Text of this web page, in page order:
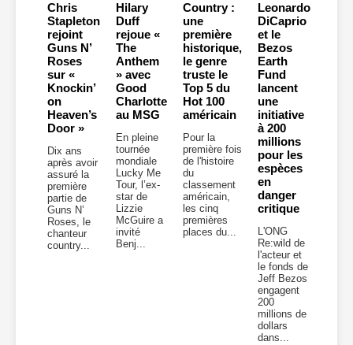
Chris
Stapleton
rejoint
Guns N’
Roses
sur «
Knockin’
on
Heaven’s
Door »
Dix ans
après avoir
assuré la
première
partie de
Guns N’
Roses, le
chanteur
country...
Hilary
Duff
rejoue «
The
Anthem
» avec
Good
Charlotte
au MSG
En pleine
tournée
mondiale
Lucky Me
Tour, l’ex-
star de
Lizzie
McGuire a
invité
Benj...
Country :
une
première
historique,
le genre
truste le
Top 5 du
Hot 100
américain
Pour la
première fois
de l'histoire
du
classement
américain,
les cinq
premières
places du...
Leonardo
DiCaprio
et le
Bezos
Earth
Fund
lancent
une
initiative
à 200
millions
pour les
espèces
en
danger
critique
L'ONG
Re:wild de
l'acteur et
le fonds de
Jeff Bezos
engagent
200
millions de
dollars
dans...